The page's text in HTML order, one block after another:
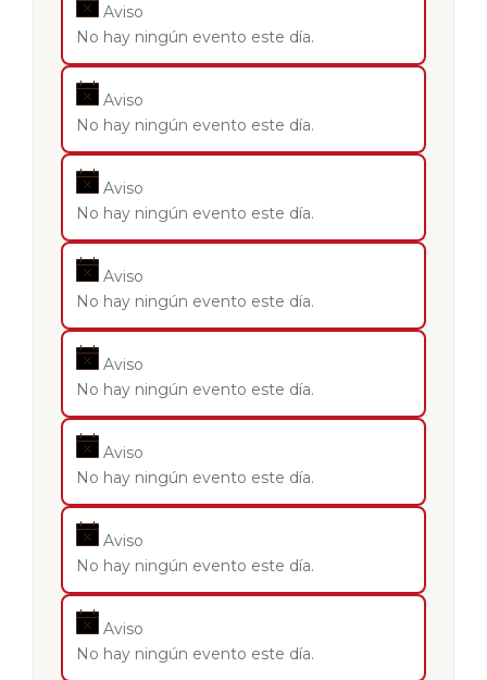
Aviso
No hay ningún evento este día.
Aviso
No hay ningún evento este día.
Aviso
No hay ningún evento este día.
Aviso
No hay ningún evento este día.
Aviso
No hay ningún evento este día.
Aviso
No hay ningún evento este día.
Aviso
No hay ningún evento este día.
Aviso
No hay ningún evento este día.